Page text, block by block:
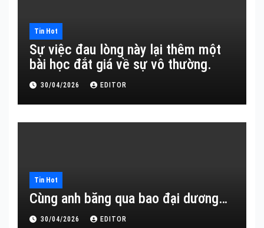
Tin Hot
Sự việc đau lòng này lại thêm một
bài học đắt giá về sự vô thường.
30/04/2026 EDITOR
Tin Hot
Cùng anh băng qua bao đại dương…
30/04/2026 EDITOR